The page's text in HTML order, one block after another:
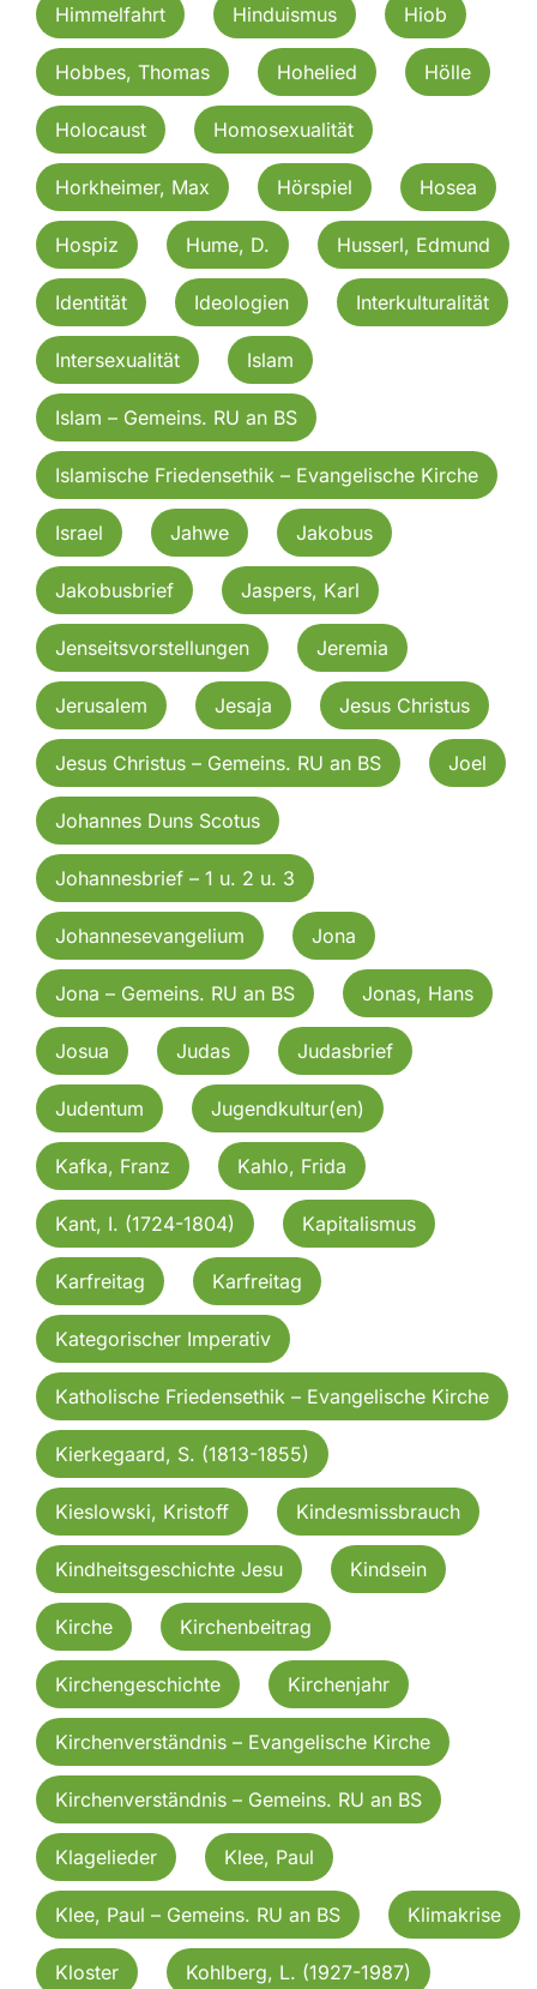
Himmelfahrt Hinduismus Hiob
Hobbes, Thomas Hohelied Hölle
Holocaust Homosexualität
Horkheimer, Max Hörspiel Hosea
Hospiz Hume, D. Husserl, Edmund
Identität Ideologien Interkulturalität
Intersexualität Islam
Islam – Gemeins. RU an BS
Islamische Friedensethik – Evangelische Kirche
Israel Jahwe Jakobus
Jakobusbrief Jaspers, Karl
Jenseitsvorstellungen Jeremia
Jerusalem Jesaja Jesus Christus
Jesus Christus – Gemeins. RU an BS Joel
Johannes Duns Scotus
Johannesbrief – 1 u. 2 u. 3
Johannesevangelium Jona
Jona – Gemeins. RU an BS Jonas, Hans
Josua Judas Judasbrief
Judentum Jugendkultur(en)
Kafka, Franz Kahlo, Frida
Kant, I. (1724-1804) Kapitalismus
Karfreitag Karfreitag
Kategorischer Imperativ
Katholische Friedensethik – Evangelische Kirche
Kierkegaard, S. (1813-1855)
Kieslowski, Kristoff Kindesmissbrauch
Kindheitsgeschichte Jesu Kindsein
Kirche Kirchenbeitrag
Kirchengeschichte Kirchenjahr
Kirchenverständnis – Evangelische Kirche
Kirchenverständnis – Gemeins. RU an BS
Klagelieder Klee, Paul
Klee, Paul – Gemeins. RU an BS Klimakrise
Kloster Kohlberg, L. (1927-1987)